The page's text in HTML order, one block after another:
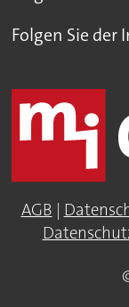
Folgen Sie
AGB |